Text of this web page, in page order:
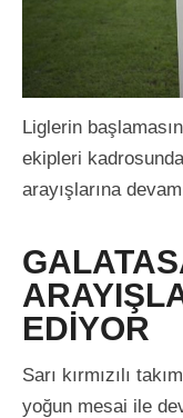
Liglerin
ekipleri
arayışlarına
EDİYOR
Sarı kırmızılı
yoğun mesai ile